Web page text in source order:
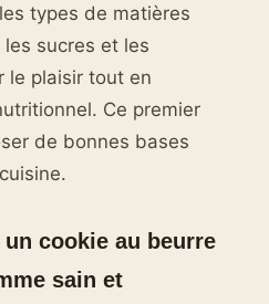
types de matières
sucres et les
le plaisir tout en
Ce premier
de bonnes bases
cookie au beurre
sain et